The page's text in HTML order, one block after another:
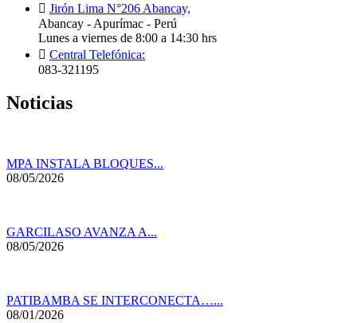
Jirón Lima N°206 Abancay,
Abancay - Apurímac - Perú
Lunes a viernes de 8:00 a 14:30 hrs
Central Telefónica:
083-321195
Noticias
MPA INSTALA BLOQUES...
08/05/2026
GARCILASO AVANZA A...
08/05/2026
PATIBAMBA SE INTERCONECTA…...
08/01/2026